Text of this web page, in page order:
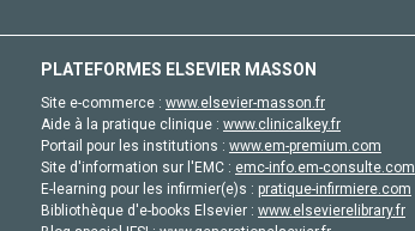
PLATEFORMES ELSEVIER MASSON
Site e-commerce : www.elsevier-masson.fr
Aide à la pratique clinique : www.clinicalkey.fr
Portail pour les institutions : www.em-premium.com
Site d'information sur l'EMC : emc-info.em-consulte.com
E-learning pour les infirmier(e)s : pratique-infirmiere.com
Bibliothèque d'e-books Elsevier : www.elsevierelibrary.fr